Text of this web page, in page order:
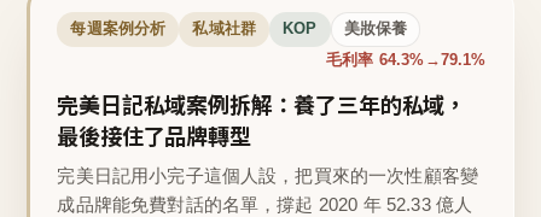
每週案例分析 私域社群 KOP 美妝保養
毛利率 64.3%→79.1%
完美日記私域案例拆解：養了三年的私域，
最後接住了品牌轉型
完美日記用小完子這個人設，把買來的一次性顧客變
成品牌能免費對話的名單，撐起 2020 年 52.33 億人